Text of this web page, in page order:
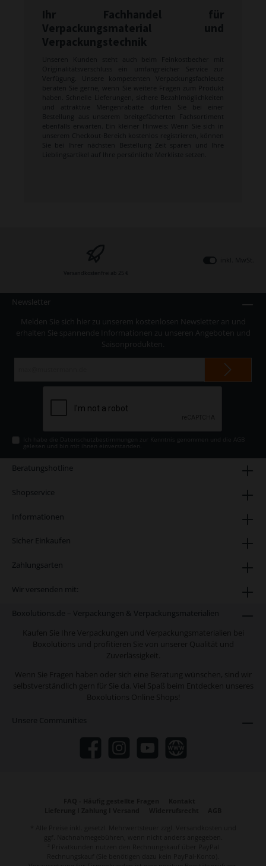
Ihr Fachhandel für
Verpackungsmaterial und
Verpackungstechnik
Unseren Kunden steht auch beim Feinkostbecher mit
Originalitätsverschluss ein umfangreicher Service zur
Verfügung. Unsere kompetenten Verpackungsfachleute
beraten Sie gerne, wenn Sie weitere Fragen zum Produkt
haben. Schnelle Lieferungen, sichere Bezahlmöglichkeiten
und attraktive Mengenrabatte dürfen Sie bei einer
Bestellung aus unserem breitgefächerten Fachsortiment
ebenfalls erwarten. Ein kleiner Hinweis: Wenn Sie sich in
unserem Checkout-Bereich kostenlos registrieren, können
Sie bei Ihrer nächsten Bestellung Zeit sparen und Ihre
Lieblingsartikel auf Ihre persönliche Merkliste setzen.
Newsletter
Melden Sie sich hier zu unserem kostenlosen Newsletter an und
erhalten Sie spannende Informationen zu unseren Angeboten und
Saisonprodukten.
Adresse*
Ich habe die Datenschutzbestimmungen zur Kenntnis genommen und die AGB
gelesen und bin mit ihnen einverstanden.
Beratungshotline
Shopservice
Informationen
Sicher Einkaufen
Zahlungsarten
Wir versenden mit:
Boxolutions.de – Verpackungen & Verpackungsmaterialien
Kaufen Sie Ihre Verpackungen und Verpackungsmaterialien bei
Boxolutions und profitieren Sie von unserer Qualität und
Zuverlässigkeit.
Wenn Sie Fragen haben oder sich eine Beratung wünschen, sind wir
selbstverständlich gern für Sie da. Viel Spaß beim Entdecken unseres
Boxolutions Online Shops!
Unsere Communities